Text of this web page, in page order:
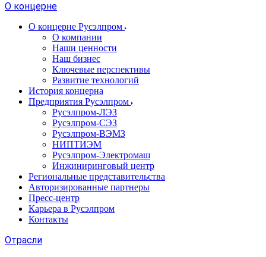
О концерне
О концерне Русэлпром
О компании
Наши ценности
Наш бизнес
Ключевые перспективы
Развитие технологий
История концерна
Предприятия Русэлпром
Русэлпром-ЛЭЗ
Русэлпром-СЭЗ
Русэлпром-ВЭМЗ
НИПТИЭМ
Русэлпром-Электромаш
Инжиниринговый центр
Региональные представительства
Авторизированные партнеры
Пресс-центр
Карьера в Русэлпром
Контакты
Отрасли